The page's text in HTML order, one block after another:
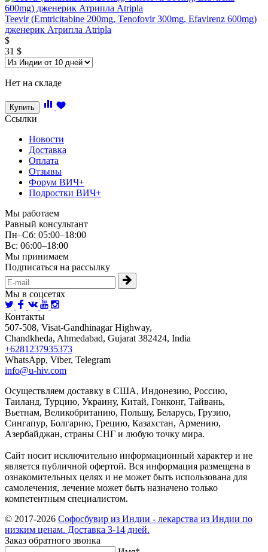
Teevir (Emtricitabine 200mg, Tenofovir 300mg, Efavirenz 600mg)
дженерик Атрипла Atripla
$
31 $
Нет на складе
Купить
Ссылки
Новости
Доставка
Оплата
Отзывы
Форум ВИЧ+
Подростки ВИЧ+
Мы работаем
Равный консультант
Пн–Сб: 05:00–18:00
Вс: 06:00–18:00
Мы принимаем
Подписаться на рассылку
Мы в соцсетях
Контакты
507-508, Visat-Gandhinagar Highway,
Chandkheda, Ahmedabad, Gujarat 382424, India
+6281237935373
WhatsApp, Viber, Telegram
info@u-hiv.com
Осуществляем доставку в США, Индонезию, Россию,
Таиланд, Турцию, Украину, Китай, Гонконг, Тайвань,
Вьетнам, Великобританию, Польшу, Беларусь, Грузию,
Сингапур, Болгарию, Грецию, Казахстан, Армению,
Азербайджан, страны СНГ и любую точку мира.
Сайт носит исключительно информационный характер и не
является публичной офертой. Вся информация размещена в
ознакомительных целях и не может быть использована для
самолечения, лечение может быть назначено только
компетентным специалистом.
© 2017-2026 Софосбувир из Индии - лекарства из Индии по
низким ценам. Доставка 3-14 дней.
Заказ обратного звонка